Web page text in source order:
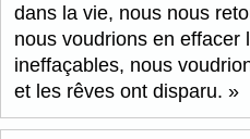
dans la vie, nous nous
nous voudrions en effacer
ineffaçables, nous
et les rêves ont disparu.